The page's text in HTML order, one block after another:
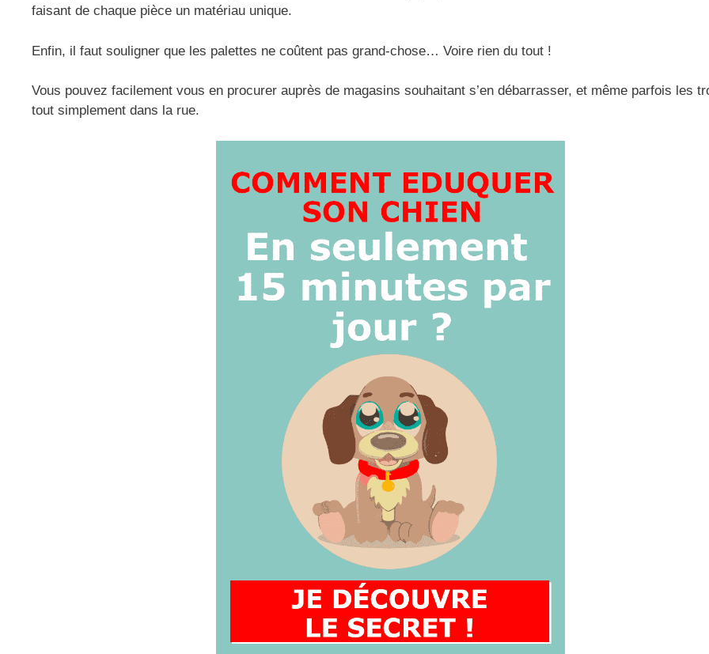
faisant de chaque pièce un matériau unique.
Enfin, il faut souligner que les palettes ne coûtent pas grand-chose… Voire rien du tout !
Vous pouvez facilement vous en procurer auprès de magasins souhaitant s’en débarrasser, et même parfois les
tout simplement dans la rue.